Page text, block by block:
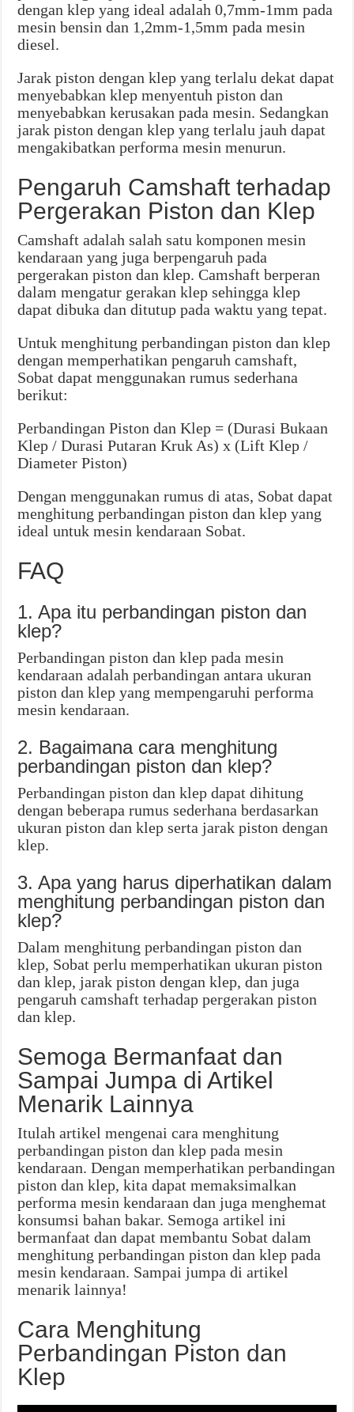
dengan klep yang ideal adalah 0,7mm-1mm pada
mesin bensin dan 1,2mm-1,5mm pada mesin
diesel.
Jarak piston dengan klep yang terlalu dekat dapat
menyebabkan klep menyentuh piston dan
menyebabkan kerusakan pada mesin. Sedangkan
jarak piston dengan klep yang terlalu jauh dapat
mengakibatkan performa mesin menurun.
Pengaruh Camshaft terhadap
Pergerakan Piston dan Klep
Camshaft adalah salah satu komponen mesin
kendaraan yang juga berpengaruh pada
pergerakan piston dan klep. Camshaft berperan
dalam mengatur gerakan klep sehingga klep
dapat dibuka dan ditutup pada waktu yang tepat.
Untuk menghitung perbandingan piston dan klep
dengan memperhatikan pengaruh camshaft,
Sobat dapat menggunakan rumus sederhana
berikut:
Perbandingan Piston dan Klep = (Durasi Bukaan
Klep / Durasi Putaran Kruk As) x (Lift Klep /
Diameter Piston)
Dengan menggunakan rumus di atas, Sobat dapat
menghitung perbandingan piston dan klep yang
ideal untuk mesin kendaraan Sobat.
FAQ
1. Apa itu perbandingan piston dan
klep?
Perbandingan piston dan klep pada mesin
kendaraan adalah perbandingan antara ukuran
piston dan klep yang mempengaruhi performa
mesin kendaraan.
2. Bagaimana cara menghitung
perbandingan piston dan klep?
Perbandingan piston dan klep dapat dihitung
dengan beberapa rumus sederhana berdasarkan
ukuran piston dan klep serta jarak piston dengan
klep.
3. Apa yang harus diperhatikan dalam
menghitung perbandingan piston dan
klep?
Dalam menghitung perbandingan piston dan
klep, Sobat perlu memperhatikan ukuran piston
dan klep, jarak piston dengan klep, dan juga
pengaruh camshaft terhadap pergerakan piston
dan klep.
Semoga Bermanfaat dan
Sampai Jumpa di Artikel
Menarik Lainnya
Itulah artikel mengenai cara menghitung
perbandingan piston dan klep pada mesin
kendaraan. Dengan memperhatikan perbandingan
piston dan klep, kita dapat memaksimalkan
performa mesin kendaraan dan juga menghemat
konsumsi bahan bakar. Semoga artikel ini
bermanfaat dan dapat membantu Sobat dalam
menghitung perbandingan piston dan klep pada
mesin kendaraan. Sampai jumpa di artikel
menarik lainnya!
Cara Menghitung
Perbandingan Piston dan
Klep